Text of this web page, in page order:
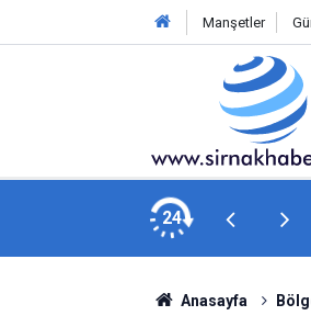
Manşetler
24
Yerel Basına İşbaşı Eğitim
Anasayfa